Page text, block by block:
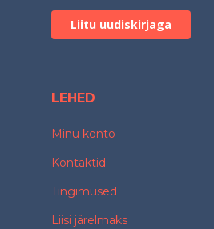
LEHED
Minu konto
Kontaktid
Tingimused
Liisi järelmaks